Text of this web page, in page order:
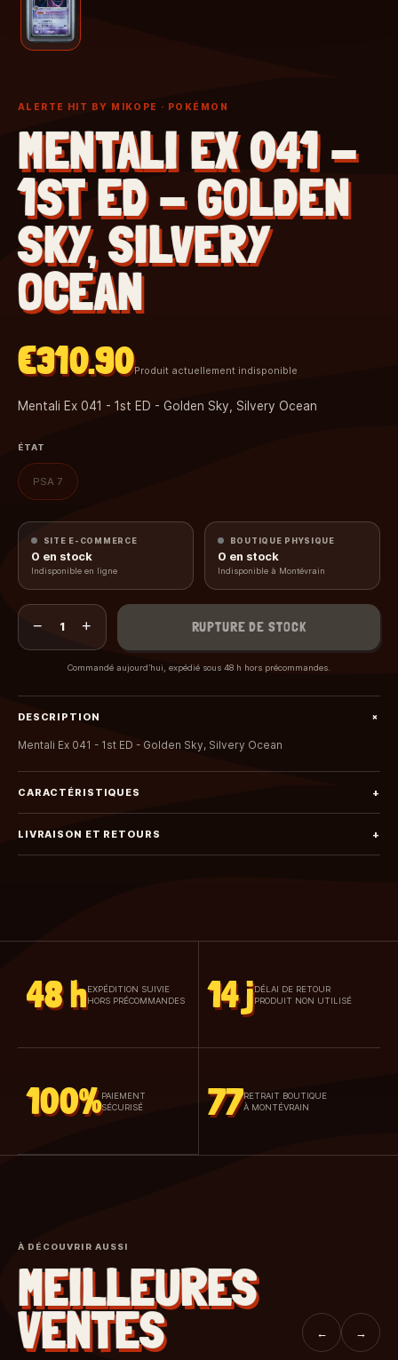
ALERTE HIT BY MIKOPE · POKÉMON
MENTALI EX 041 -
1ST ED - GOLDEN
SKY, SILVERY
OCEAN
€310.90Produit actuellement indisponible
Mentali Ex 041 - 1st ED - Golden Sky, Silvery Ocean
ÉTAT
PSA 7
SITE E-COMMERCE
0 en stock
Indisponible en ligne
BOUTIQUE PHYSIQUE
0 en stock
Indisponible à Montévrain
− 1 + RUPTURE DE STOCK
Commandé aujourd’hui, expédié sous 48 h hors précommandes.
DESCRIPTION +
Mentali Ex 041 - 1st ED - Golden Sky, Silvery Ocean
CARACTÉRISTIQUES +
LIVRAISON ET RETOURS +
48 hEXPÉDITION SUIVIE
HORS PRÉCOMMANDES
14 jDÉLAI DE RETOUR
PRODUIT NON UTILISÉ
100%PAIEMENT
SÉCURISÉ
77RETRAIT BOUTIQUE
À MONTÉVRAIN
À DÉCOUVRIR AUSSI
MEILLEURES
VENTES ← →